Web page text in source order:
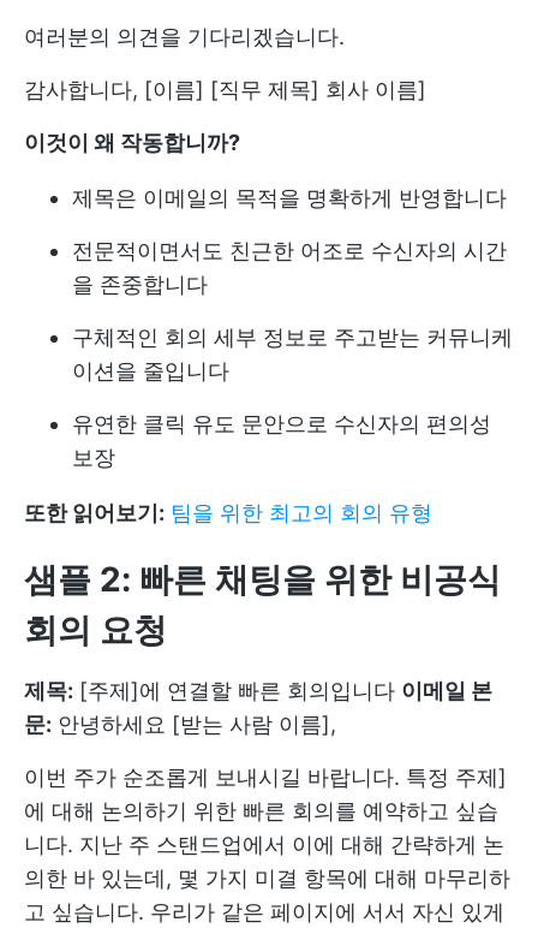
여러분의 의견을 기다리겠습니다.
감사합니다, [이름] [직무 제목] 회사 이름]
이것이 왜 작동합니까?
제목은 이메일의 목적을 명확하게 반영합니다
전문적이면서도 친근한 어조로 수신자의 시간
을 존중합니다
구체적인 회의 세부 정보로 주고받는 커뮤니케
이션을 줄입니다
유연한 클릭 유도 문안으로 수신자의 편의성
보장
또한 읽어보기: 팀을 위한 최고의 회의 유형
샘플 2: 빠른 채팅을 위한 비공식
회의 요청
제목: [주제]에 연결할 빠른 회의입니다 이메일 본
문: 안녕하세요 [받는 사람 이름],
이번 주가 순조롭게 보내시길 바랍니다. 특정 주제]
에 대해 논의하기 위한 빠른 회의를 예약하고 싶습
니다. 지난 주 스탠드업에서 이에 대해 간략하게 논
의한 바 있는데, 몇 가지 미결 항목에 대해 마무리하
고 싶습니다. 우리가 같은 페이지에 서서 자신 있게